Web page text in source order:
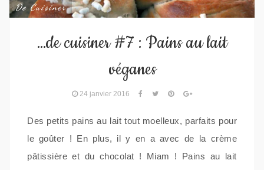
De Cuisiner
…de cuisiner #7 : Pains au lait
véganes
24 janvier 2016
Des petits pains au lait tout moelleux, parfaits pour
le goûter ! En plus, il y en a avec de la crème
pâtissière et du chocolat ! Miam ! Pains au lait